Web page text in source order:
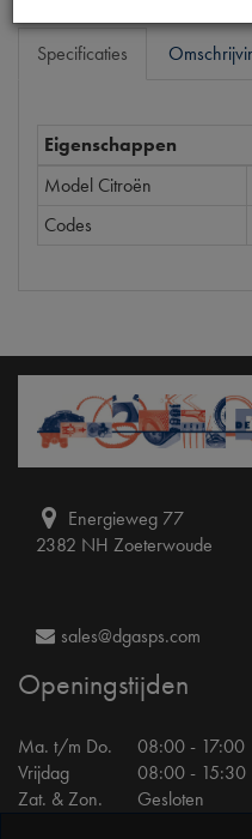
Specificaties
Eigenschappen
Model Citroën
Codes
Energieweg 77
2382 NH Zoeterwoude
sales@dgasps.com
Openingstijden
Ma. t/m Do.
08:00 - 17:00
Vrijdag
08:00 - 15:30
Zat. & Zon.
Gesloten